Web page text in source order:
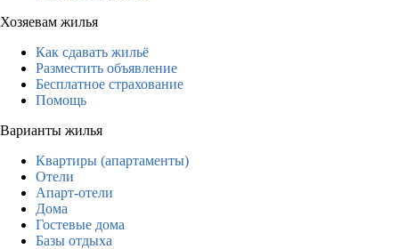
Хозяевам жилья
Как сдавать жильё
Разместить объявление
Бесплатное страхование
Помощь
Варианты жилья
Квартиры (апартаменты)
Отели
Апарт-отели
Дома
Гостевые дома
Базы отдыха